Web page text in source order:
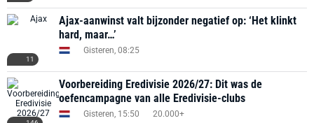
11
Ajax-aanwinst valt bijzonder negatief op: ‘Het klinkt
hard, maar…’
Gisteren, 08:25
Voorbereiding Eredivisie 2026/27: Dit was de
oefencampagne van alle Eredivisie-clubs
Gisteren, 15:50 20.000+